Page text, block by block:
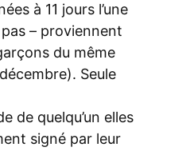
à 11 jours l’une
– proviennent
du même
Seule
de quelqu’un elles
signé par leur